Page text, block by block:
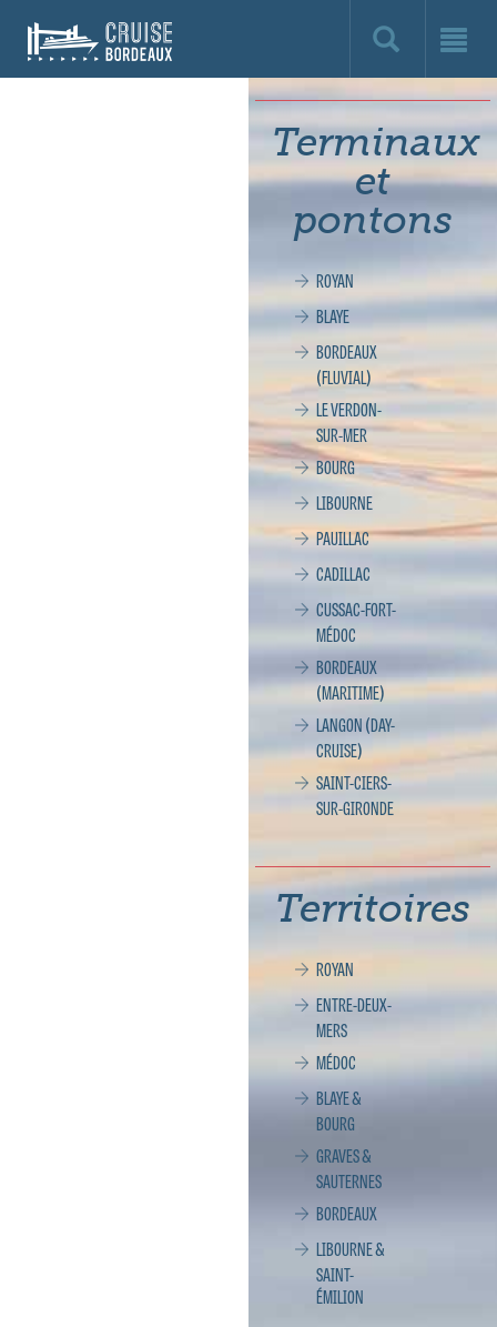
Cruise
Bordeaux,
Terminaux
et
pontons
ROYAN
BLAYE
BORDEAUX
(FLUVIAL)
LE VERDON-
SUR-MER
BOURG
LIBOURNE
PAUILLAC
CADILLAC
CUSSAC-FORT-
MÉDOC
BORDEAUX
(MARITIME)
LANGON (DAY-
CRUISE)
SAINT-CIERS-
SUR-GIRONDE
Territoires
ROYAN
ENTRE-DEUX-
MERS
MÉDOC
BLAYE &
BOURG
GRAVES &
SAUTERNES
BORDEAUX
LIBOURNE &
SAINT-
ÉMILION